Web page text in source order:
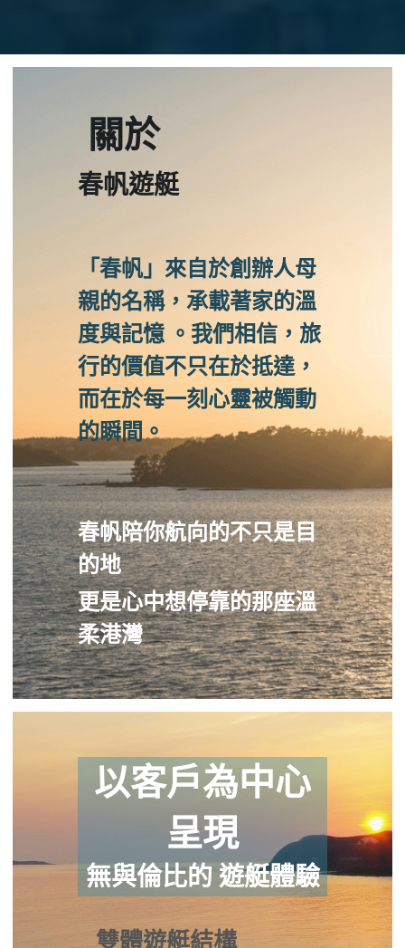
關於
春帆遊艇
「春帆」來自於創辦人母
親的名稱，承載著家的溫
度與記憶 。我們相信，旅
行的價值不只在於抵達，
而在於每一刻心靈被觸動
的瞬間。
春帆陪你航向的不只是目
的地
更是心中想停靠的那座溫
柔港灣
以客戶為中心
呈現
無與倫比的 遊艇體驗
雙體遊艇結構